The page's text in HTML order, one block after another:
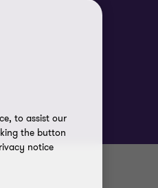
to assist our
the button
notice